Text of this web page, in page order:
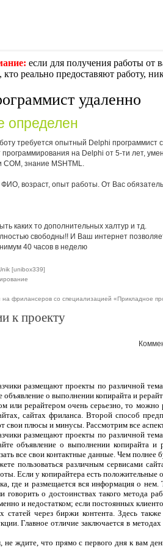
если для получения работы от
реально предоставяют работу,
удаленно
определен
требуется опытный Delphi программист
на Delphi от 5-ти лет,
COM, знание MSHTML.
возраст, опыт работы. От Вас
каких то дополнительных халтур и тд.
свободны!! И Ваш интернет
40 часов в неделю
[unibox339]
на фрилансеров со специализацией «Прикладное
к проекту
размещают проекты по различной
о выполнении копирайта и
или рерайтером очень серьезно, то
сайтах фриланса. Второй способ
свои плюсы и минусы. Рассмотрим все
размещают проекты по различной
объявление о выполнении копирайта
все свои контактные данные. Чем
пользоваться различным сервисами
Если у копирайтера есть
где и размещается вся информация о
о достоинствах такого метода
и недостатком; если постоянных
статей через биржи контента. Здесь
Главное отличие заключается в
ждите, что прямо с первого дня к вам